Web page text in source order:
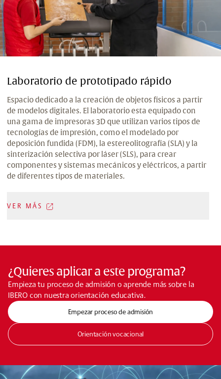
Laboratorio de prototipado rápido
Espacio dedicado a la creación de objetos físicos a partir
de modelos digitales. El laboratorio esta equipado con
una gama de impresoras 3D que utilizan varios tipos de
tecnologías de impresión, como el modelado por
deposición fundida (FDM), la estereolitografía (SLA) y la
sinterización selectiva por láser (SLS), para crear
componentes y sistemas mecánicos y eléctricos, a partir
de diferentes tipos de materiales.
VER MÁS
¿Quieres aplicar a este programa?
Empieza tu proceso de admisión o aprende más sobre la
IBERO con nuestra orientación educativa.
Empezar proceso de admisión
Orientación vocacional